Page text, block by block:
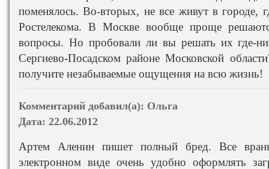
поменялось. Во-вторых, не все живут в городе,
Ростелекома. В Москве вообще проще
вопросы. Но пробовали ли вы решать их где-
Сергиево-Посадском районе Московской
получите незабываемые ощущения на всю жизнь!
Комментарий добавил(а): Ольга
Дата: 22.06.2012
Артем Аленин пишет полный бред. Все
электронном виде очень удобно оформлять